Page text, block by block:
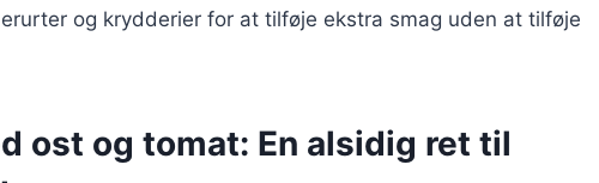
og krydderier for at tilføje ekstra smag uden at tilføje
ost og tomat: En alsidig ret til